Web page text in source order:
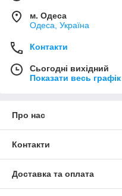
м. Одеса
Одеса, Україна
Контакти
Сьогодні вихідний
Показати весь
Про нас
Контакти
Доставка та оплата